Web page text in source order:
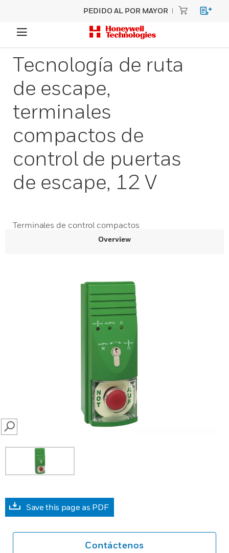
PEDIDO AL POR MAYOR
Tecnología de ruta
de escape,
terminales
compactos de
control de puertas
de escape, 12 V
Terminales de control compactos
Overview
SEARCH
Save this page as PDF
Contáctenos